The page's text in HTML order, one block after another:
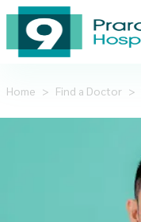
Home > Find a Doctor >